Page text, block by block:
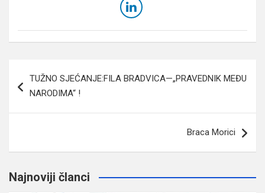
članaka
TUŽNO SJEĆANJE:FILA BRADVICA—„PRAVEDNIK MEĐU
NARODIMA“ !
Braca Morici
Najnoviji članci